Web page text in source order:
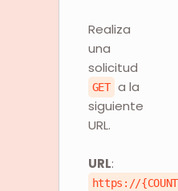
Realiza
una
solicitud
GET a la
siguiente
URL.
URL:
https://